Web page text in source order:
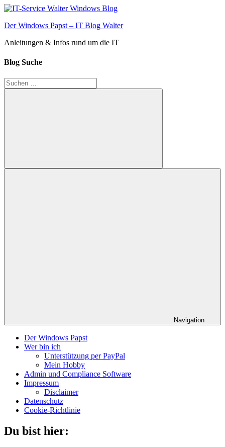
Zum
springen
Der Windows Papst – IT Blog Walter
Anleitungen & Infos rund um die IT
Blog Suche
Suchen
nach:
Suchen
Navigation
Der Windows Papst
Wer bin ich
Unterstützung per PayPal
Mein Hobby
Admin und Compliance Software
Impressum
Disclaimer
Datenschutz
Cookie-Richtlinie
Du bist hier: